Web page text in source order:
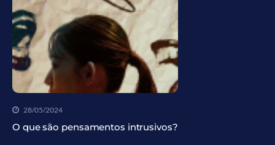
28/05/2024
O que são pensamentos intrusivos?